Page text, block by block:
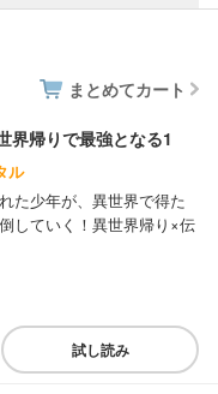
まとめてカート
界帰りで最強となる1
ル
た少年が、異世界で得た
していく！異世界帰り×伝
試し読み